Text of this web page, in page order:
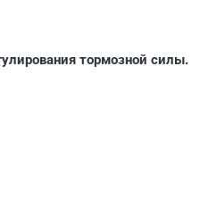
тормозной силы.